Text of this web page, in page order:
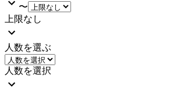
〜
上限なし
人数を選ぶ
人数を選択